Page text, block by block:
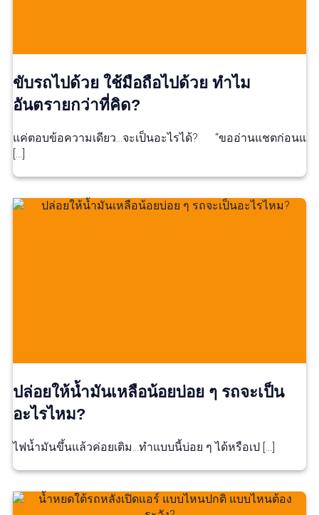
ขับรถไปด้วย ใช้มือถือไปด้วย ทำไม
อันตรายกว่าที่คิด?
แค่ตอบข้อความเดียว…จะเป็นอะไรได้? “ขออ่านแชตก่อนแ
[…]
ปล่อยให้น้ำมันเหลือน้อยบ่อย ๆ รถจะเป็น
อะไรไหม?
ไฟน้ำมันขึ้นแล้วค่อยเติม…ทำแบบนี้บ่อย ๆ ได้หรือเป […]